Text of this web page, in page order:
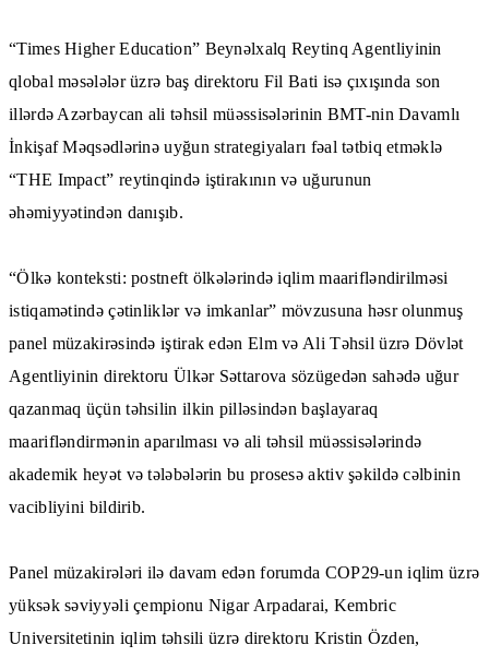
“Times Higher Education” Beynəlxalq Reytinq Agentliyinin
qlobal məsələlər üzrə baş direktoru Fil Bati isə çıxışında son
illərdə Azərbaycan ali təhsil müəssisələrinin BMT-nin Davamlı
İnkişaf Məqsədlərinə uyğun strategiyaları fəal tətbiq etməklə
“THE Impact” reytinqində iştirakının və uğurunun
əhəmiyyətindən danışıb.
“Ölkə konteksti: postneft ölkələrində iqlim maarifləndirilməsi
istiqamətində çətinliklər və imkanlar” mövzusuna həsr olunmuş
panel müzakirəsində iştirak edən Elm və Ali Təhsil üzrə Dövlət
Agentliyinin direktoru Ülkər Səttarova sözügedən sahədə uğur
qazanmaq üçün təhsilin ilkin pilləsindən başlayaraq
maarifləndirmənin aparılması və ali təhsil müəssisələrində
akademik heyət və tələbələrin bu prosesə aktiv şəkildə cəlbinin
vacibliyini bildirib.
Panel müzakirələri ilə davam edən forumda COP29-un iqlim üzrə
yüksək səviyyəli çempionu Nigar Arpadarai, Kembric
Universitetinin iqlim təhsili üzrə direktoru Kristin Özden,